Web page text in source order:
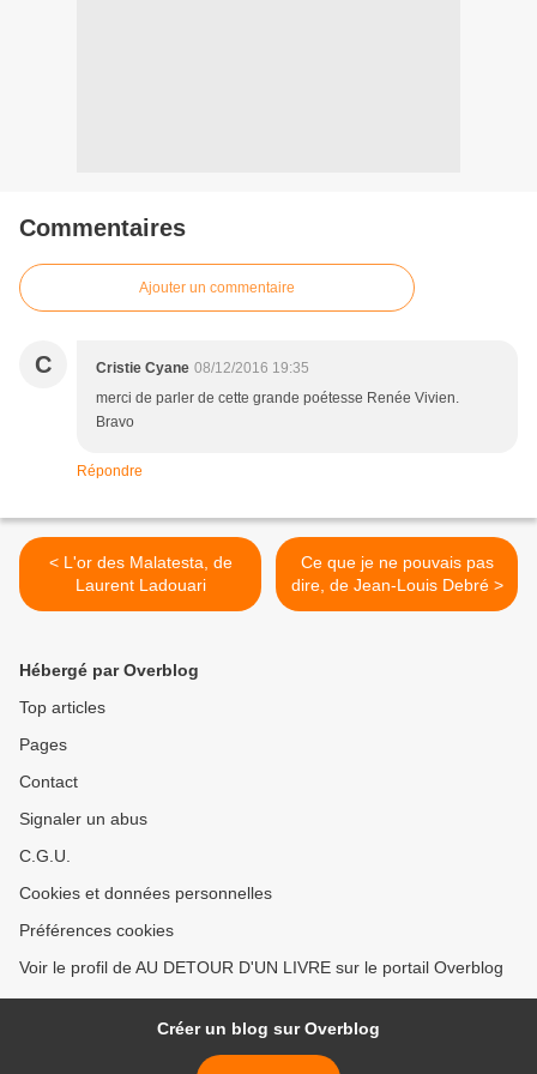
Commentaires
Ajouter un commentaire
C Cristie Cyane 08/12/2016 19:35
merci de parler de cette grande poétesse Renée Vivien.
Bravo
Répondre
< L'or des Malatesta, de
Laurent Ladouari
Ce que je ne pouvais pas
dire, de Jean-Louis Debré >
Hébergé par Overblog
Top articles
Pages
Contact
Signaler un abus
C.G.U.
Cookies et données personnelles
Préférences cookies
Voir le profil de AU DETOUR D'UN LIVRE sur le portail Overblog
Créer un blog sur Overblog